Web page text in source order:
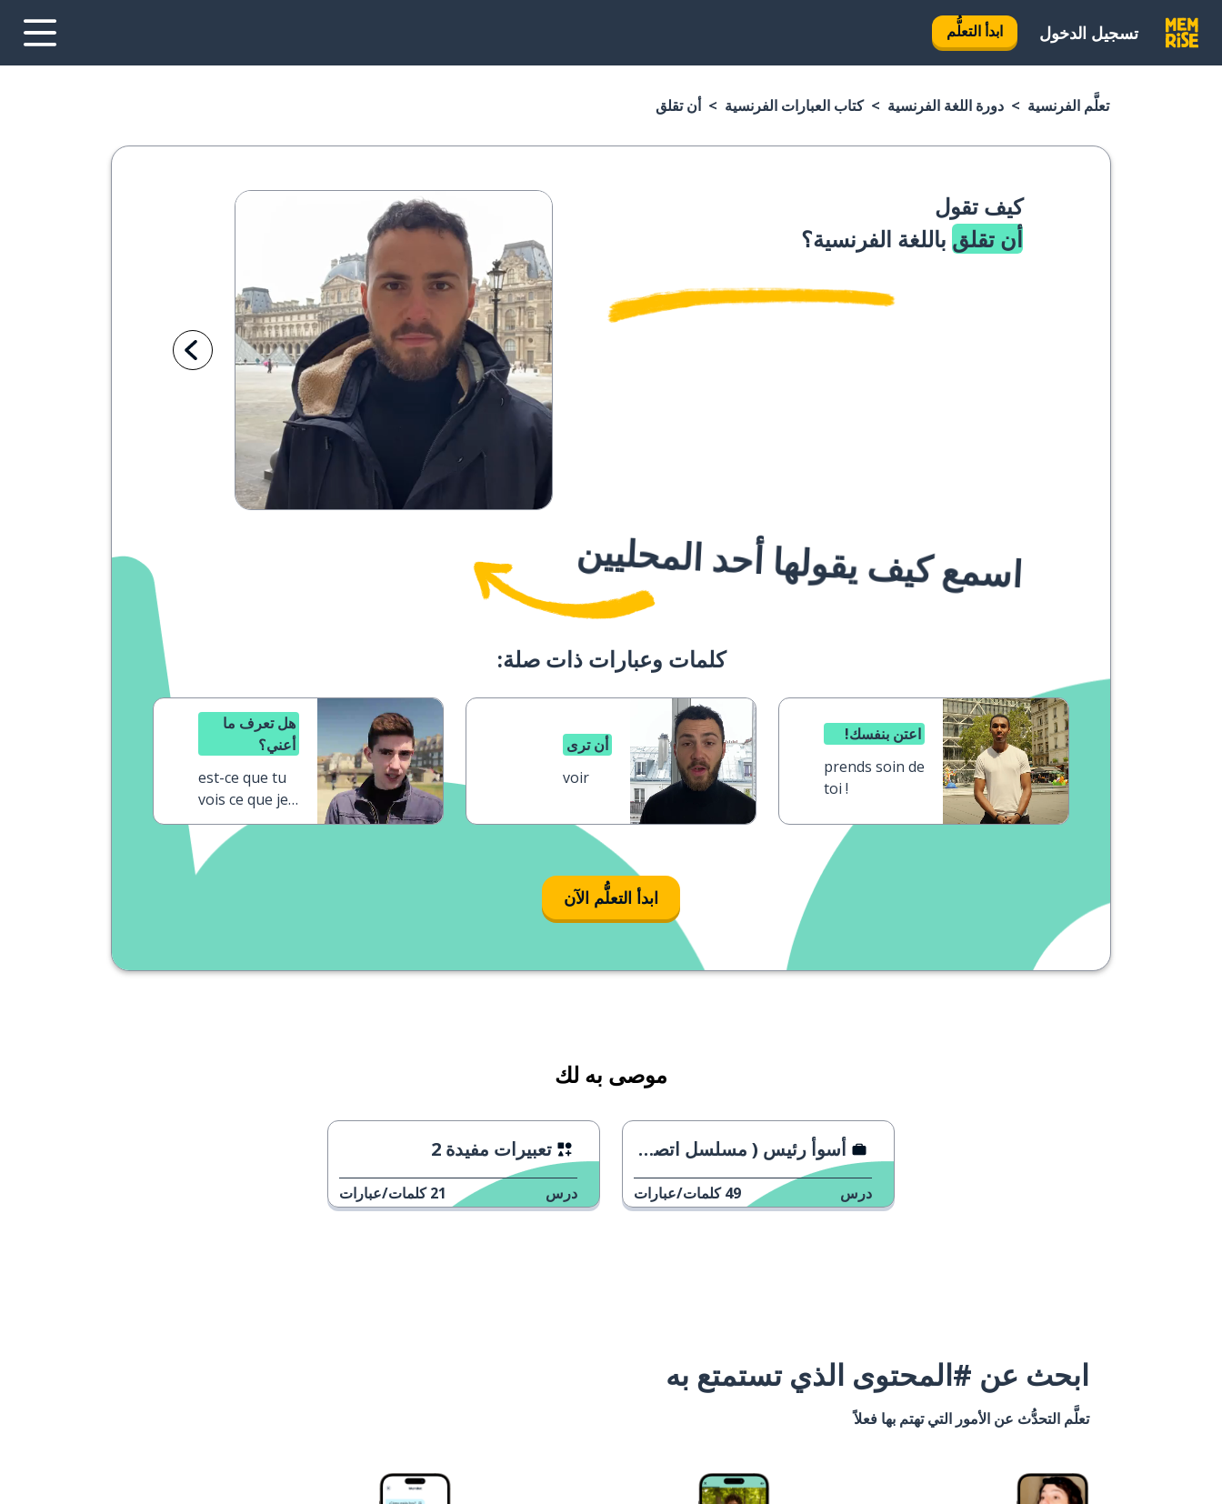
تسجيل الدخول ابدأ التعلُّم
تعلَّم الفرنسية دورة اللغة الفرنسية كتاب العبارات الفرنسية أن تقلق
كيف تقول
أن تقلق باللغة الفرنسية؟
اسمع كيف يقولها أحد المحليين
كلمات وعبارات ذات صلة:
اعتن بنفسك!
prends soin de
toi !
أن ترى
voir
هل تعرف ما
أعني؟
est-ce que tu
vois ce que je
veux dire ?
ابدأ التعلُّم الآن
موصى به لك
أسوأ رئيس ( مسلسل اتصل بوكيلي)
درس 49 كلمات/عبارات
تعبيرات مفيدة 2
درس 21 كلمات/عبارات
ابحث عن #المحتوى الذي تستمتع به
تعلَّم التحدُّث عن الأمور التي تهتم بها فعلاً